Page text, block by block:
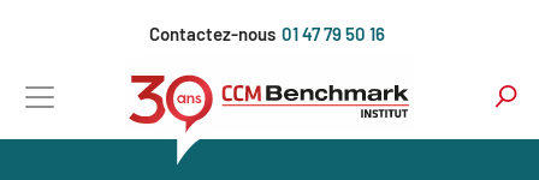
principal
Contactez-nous 01 47 79 50 16